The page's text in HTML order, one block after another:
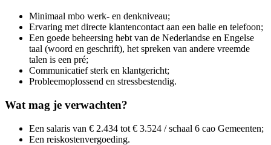
Minimaal mbo werk- en denkniveau;
Ervaring met directe klantencontact aan een balie en telefoon;
Een goede beheersing hebt van de Nederlandse en Engelse
taal (woord en geschrift), het spreken van andere vreemde
talen is een pré;
Communicatief sterk en klantgericht;
Probleemoplossend en stressbestendig.
Wat mag je verwachten?
Een salaris van € 2.434 tot € 3.524 / schaal 6 cao Gemeenten;
Een reiskostenvergoeding.